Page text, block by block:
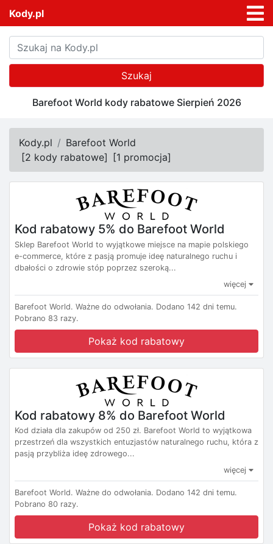
Kody.pl
Szukaj
Barefoot World kody rabatowe Sierpień 2026
Kody.pl
Barefoot World
[2 kody rabatowe] [1 promocja]
Kod rabatowy 5% do Barefoot World
Sklep Barefoot World to wyjątkowe miejsce na mapie polskiego
e-commerce, które z pasją promuje ideę naturalnego ruchu i
dbałości o zdrowie stóp poprzez szeroką...
więcej
Barefoot World. Ważne do odwołania. Dodano 142 dni temu.
Pobrano 83 razy.
Pokaż kod rabatowy
Kod rabatowy 8% do Barefoot World
Kod działa dla zakupów od 250 zł. Barefoot World to wyjątkowa
przestrzeń dla wszystkich entuzjastów naturalnego ruchu, która z
pasją przybliża ideę zdrowego...
więcej
Barefoot World. Ważne do odwołania. Dodano 142 dni temu.
Pobrano 80 razy.
Pokaż kod rabatowy